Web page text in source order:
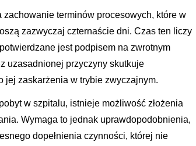
terminów procesowych, które w
zazwyczaj czternaście dni. Czas ten liczy
jest podpisem na zwrotnym
uzasadnionej przyczyny skutkuje
jej zaskarżenia w trybie zwyczajnym.
w szpitalu, istnieje możliwość złożenia
Wymaga to jednak uprawdopodobnienia,
dopełnienia czynności, której nie